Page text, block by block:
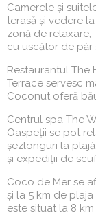
Camerele și
terasă și vedere
zonă de relaxare,
cu uscător de
Restaurantul The
Terrace servesc
Coconut oferă
Centrul spa The
Oaspeții se pot
șezlonguri la
și expediții de
Coco de Mer se
și la 5 km de
este situat la 8